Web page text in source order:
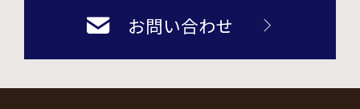
お問い合わせ